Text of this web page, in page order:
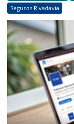
Seguros Rivadavia